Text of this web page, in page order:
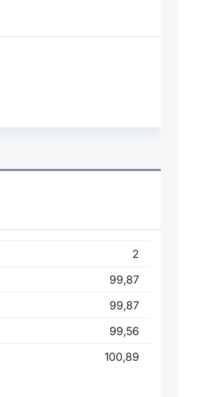
2
99,87
99,87
99,56
100,89